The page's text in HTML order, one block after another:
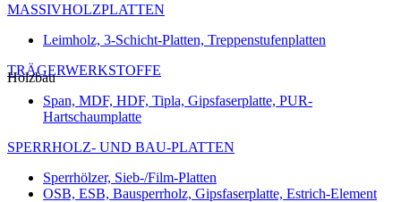
MASSIVHOLZPLATTEN
Leimholz, 3-Schicht-Platten, Treppenstufenplatten
TRÄGERWERKSTOFFE
Span, MDF, HDF, Tipla, Gipsfaserplatte, PUR-
Hartschaumplatte
SPERRHOLZ- UND BAU-PLATTEN
Sperrhölzer, Sieb-/Film-Platten
OSB, ESB, Bausperrholz, Gipsfaserplatte, Estrich-Element
Holzbau